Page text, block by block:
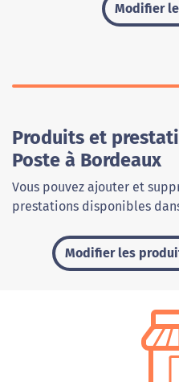
Modifier
Produits et
Poste à Bordeaux
Vous pouvez ajouter et
prestations disponibles
Modifier les